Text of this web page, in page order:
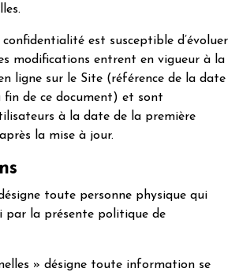
est susceptible d’évoluer
modifications entrent en vigueur à la
ligne sur le Site (référence de la date
fin de ce document) et sont
à la date de la première
la mise à jour.
toute personne physique qui
par la présente politique de
» désigne toute information se